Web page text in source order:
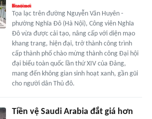
Tọa lạc trên đường Nguyễn Văn Huyên -
phường Nghĩa Đô (Hà Nội), Công viên Nghĩa
Đô vừa được cải tạo, nâng cấp với diện mạo
khang trang, hiện đại, trở thành công trình
cấp thành phố chào mừng thành công Đại hội
đại biểu toàn quốc lần thứ XIV của Đảng,
mang đến không gian sinh hoạt xanh, gần gũi
cho người dân Thủ đô.
Tiền vệ Saudi Arabia đắt giá hơn